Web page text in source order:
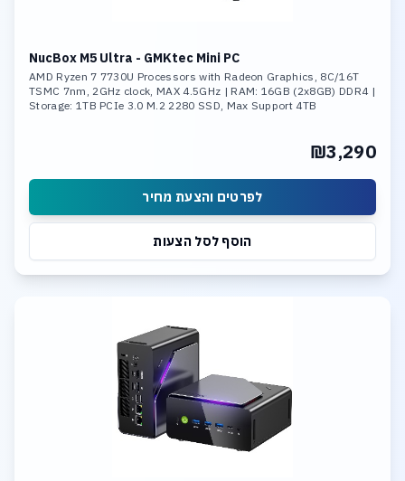
NucBox M5 Ultra - GMKtec Mini PC
AMD Ryzen 7 7730U Processors with Radeon Graphics, 8C/16T
TSMC 7nm, 2GHz clock, MAX 4.5GHz | RAM: 16GB (2x8GB) DDR4 |
Storage: 1TB PCIe 3.0 M.2 2280 SSD, Max Support 4TB
₪3,290
לפרטים והצעת מחיר
הוסף לסל הצעות